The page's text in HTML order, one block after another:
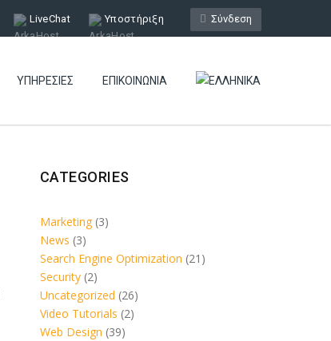
Σύνδεση
LiveChat Υποστήριξη
ΥΠΗΡΕΣΊΕΣ ΕΠΙΚΟΙΝΩΝΊΑ
CATEGORIES
Marketing(3)
News (3)
Search Engine Optimization (21)
Security(2)
Uncategorized (26)
Video Tutorials (2)
Web Design (39)